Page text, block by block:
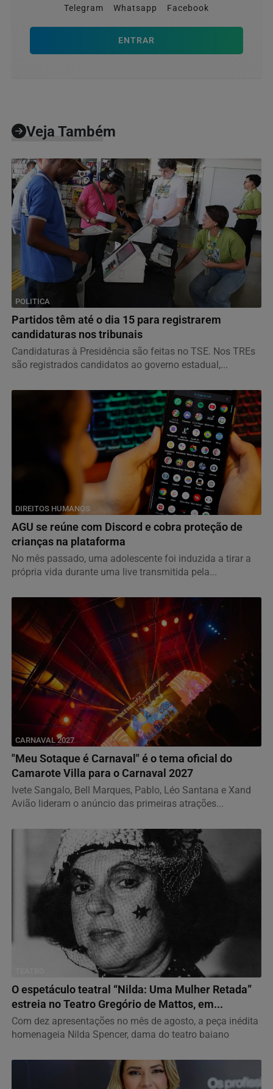
Telegram Whatsapp Facebook
ENTRAR
Veja Também
POLITICA
Partidos têm até o dia 15 para registrarem
candidaturas nos tribunais
Candidaturas à Presidência são feitas no TSE. Nos TREs
são registrados candidatos ao governo estadual,...
DIREITOS HUMANOS
AGU se reúne com Discord e cobra proteção de
crianças na plataforma
No mês passado, uma adolescente foi induzida a tirar a
própria vida durante uma live transmitida pela...
CARNAVAL 2027
"Meu Sotaque é Carnaval" é o tema oficial do
Camarote Villa para o Carnaval 2027
Ivete Sangalo, Bell Marques, Pablo, Léo Santana e Xand
Avião lideram o anúncio das primeiras atrações...
O espetáculo teatral “Nilda: Uma Mulher Retada”
estreia no Teatro Gregório de Mattos, em...
Com dez apresentações no mês de agosto, a peça inédita
homenageia Nilda Spencer, dama do teatro baiano